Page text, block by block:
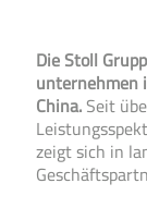
Die Stoll
unter­nehmen
China.Seit
zeigt sich in